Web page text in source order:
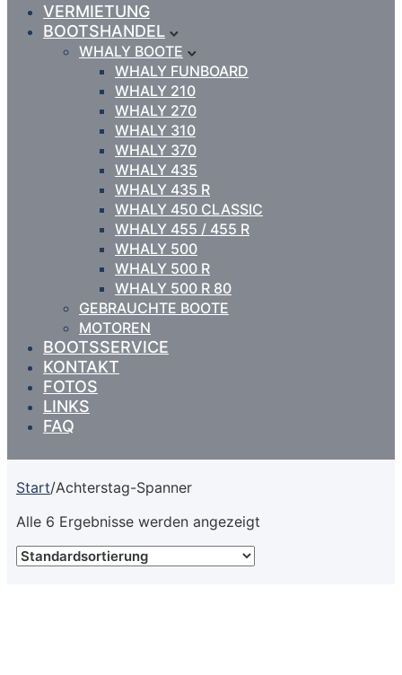
VERMIETUNG
BOOTSHANDEL
WHALY BOOTE
WHALY FUNBOARD
WHALY 210
WHALY 270
WHALY 310
WHALY 370
WHALY 435
WHALY 435 R
WHALY 450 CLASSIC
WHALY 455 / 455 R
WHALY 500
WHALY 500 R
WHALY 500 R 80
GEBRAUCHTE BOOTE
MOTOREN
BOOTSSERVICE
KONTAKT
FOTOS
LINKS
FAQ
Start/Achterstag-Spanner
Alle 6 Ergebnisse werden angezeigt